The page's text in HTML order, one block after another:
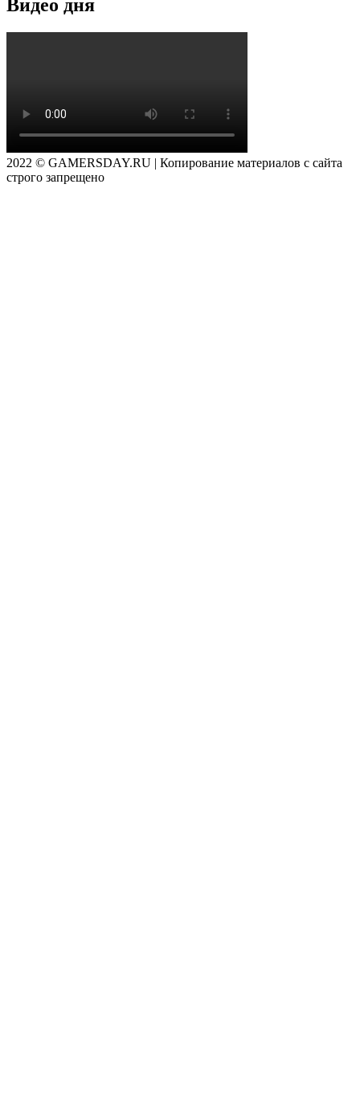
Видео дня
2022 © GAMERSDAY.RU | Копирование материалов с сайта
строго запрещено